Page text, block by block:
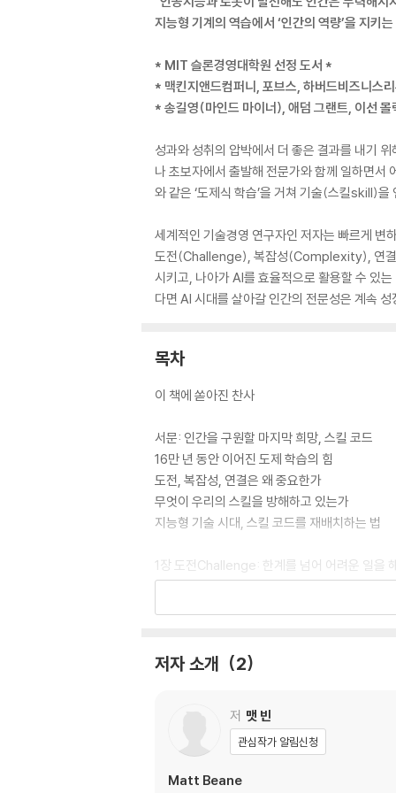
지능형 기계의 역습에서 ‘인간의 역량’을 지키
* MIT 슬론경영대학원 선정 도서 *
* 맥킨지앤드컴퍼니, 포브스, 하버드비즈니스
* 송길영(마인드 마이너), 애덤 그랜트, 이선
성과와 성취의 압박에서 더 좋은 결과를 내기
나 초보자에서 출발해 전문가와 함께 일하면서
와 같은 ‘도제식 학습’을 거쳐 기술(스킬skill)
세계적인 기술경영 연구자인 저자는 빠르게 변
도전(Challenge), 복잡성(Complexity), 연결
시키고, 나아가 AI를 효율적으로 활용할 수 있
다면 AI 시대를 살아갈 인간의 전문성은 계속
목차
이 책에 쏟아진 찬사
서문: 인간을 구원할 마지막 희망, 스킬 코드
16만 년 동안 이어진 도제 학습의 힘
도전, 복잡성, 연결은 왜 중요한가
무엇이 우리의 스킬을 방해하고 있는가
지능형 기술 시대, 스킬 코드를 재배치하는 법
1장 도전Challenge: 한계를 넘어 어려운 일을
어려울수록 학습에 더 효과적인 이유
배움에 앞서 이해하기부터 시작할 것
암묵적 학습을 기억하고 활용하기
성찰이 없으면 아무것도 얻을 수 없다
성장의 기회를 주는 복잡성의 효과
저자 소개 2
저 맷 빈
관심작가 알림신청
Matt Beane